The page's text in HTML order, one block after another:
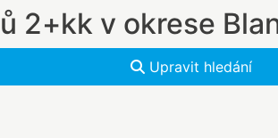
2+kk v okrese
Upravit hledání